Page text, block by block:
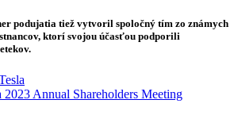
podujatia tiež vytvoril spoločný tím zo známych
ktorí svojou účasťou podporili